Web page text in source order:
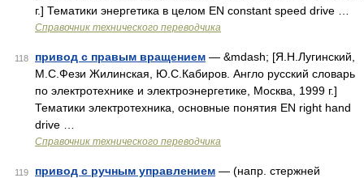
г.] Тематики энергетика в целом EN constant speed drive …
Справочник технического переводчика
118 привод с правым вращением — &mdash; [Я.Н.Лугинский,
М.С.Фези Жилинская, Ю.С.Кабиров. Англо русский словарь
по электротехнике и электроэнергетике, Москва, 1999 г.]
Тематики электротехника, основные понятия EN right hand
drive …
Справочник технического переводчика
119 привод с ручным управлением — (напр. стержней